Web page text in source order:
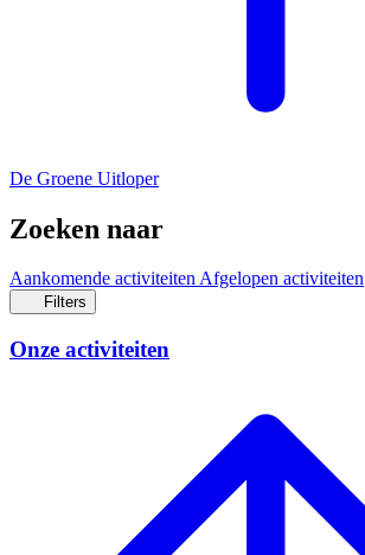
De Groene Uitloper
Zoeken naar
Aankomende activiteitenAfgelopen activiteiten
Filters
Onze activiteiten